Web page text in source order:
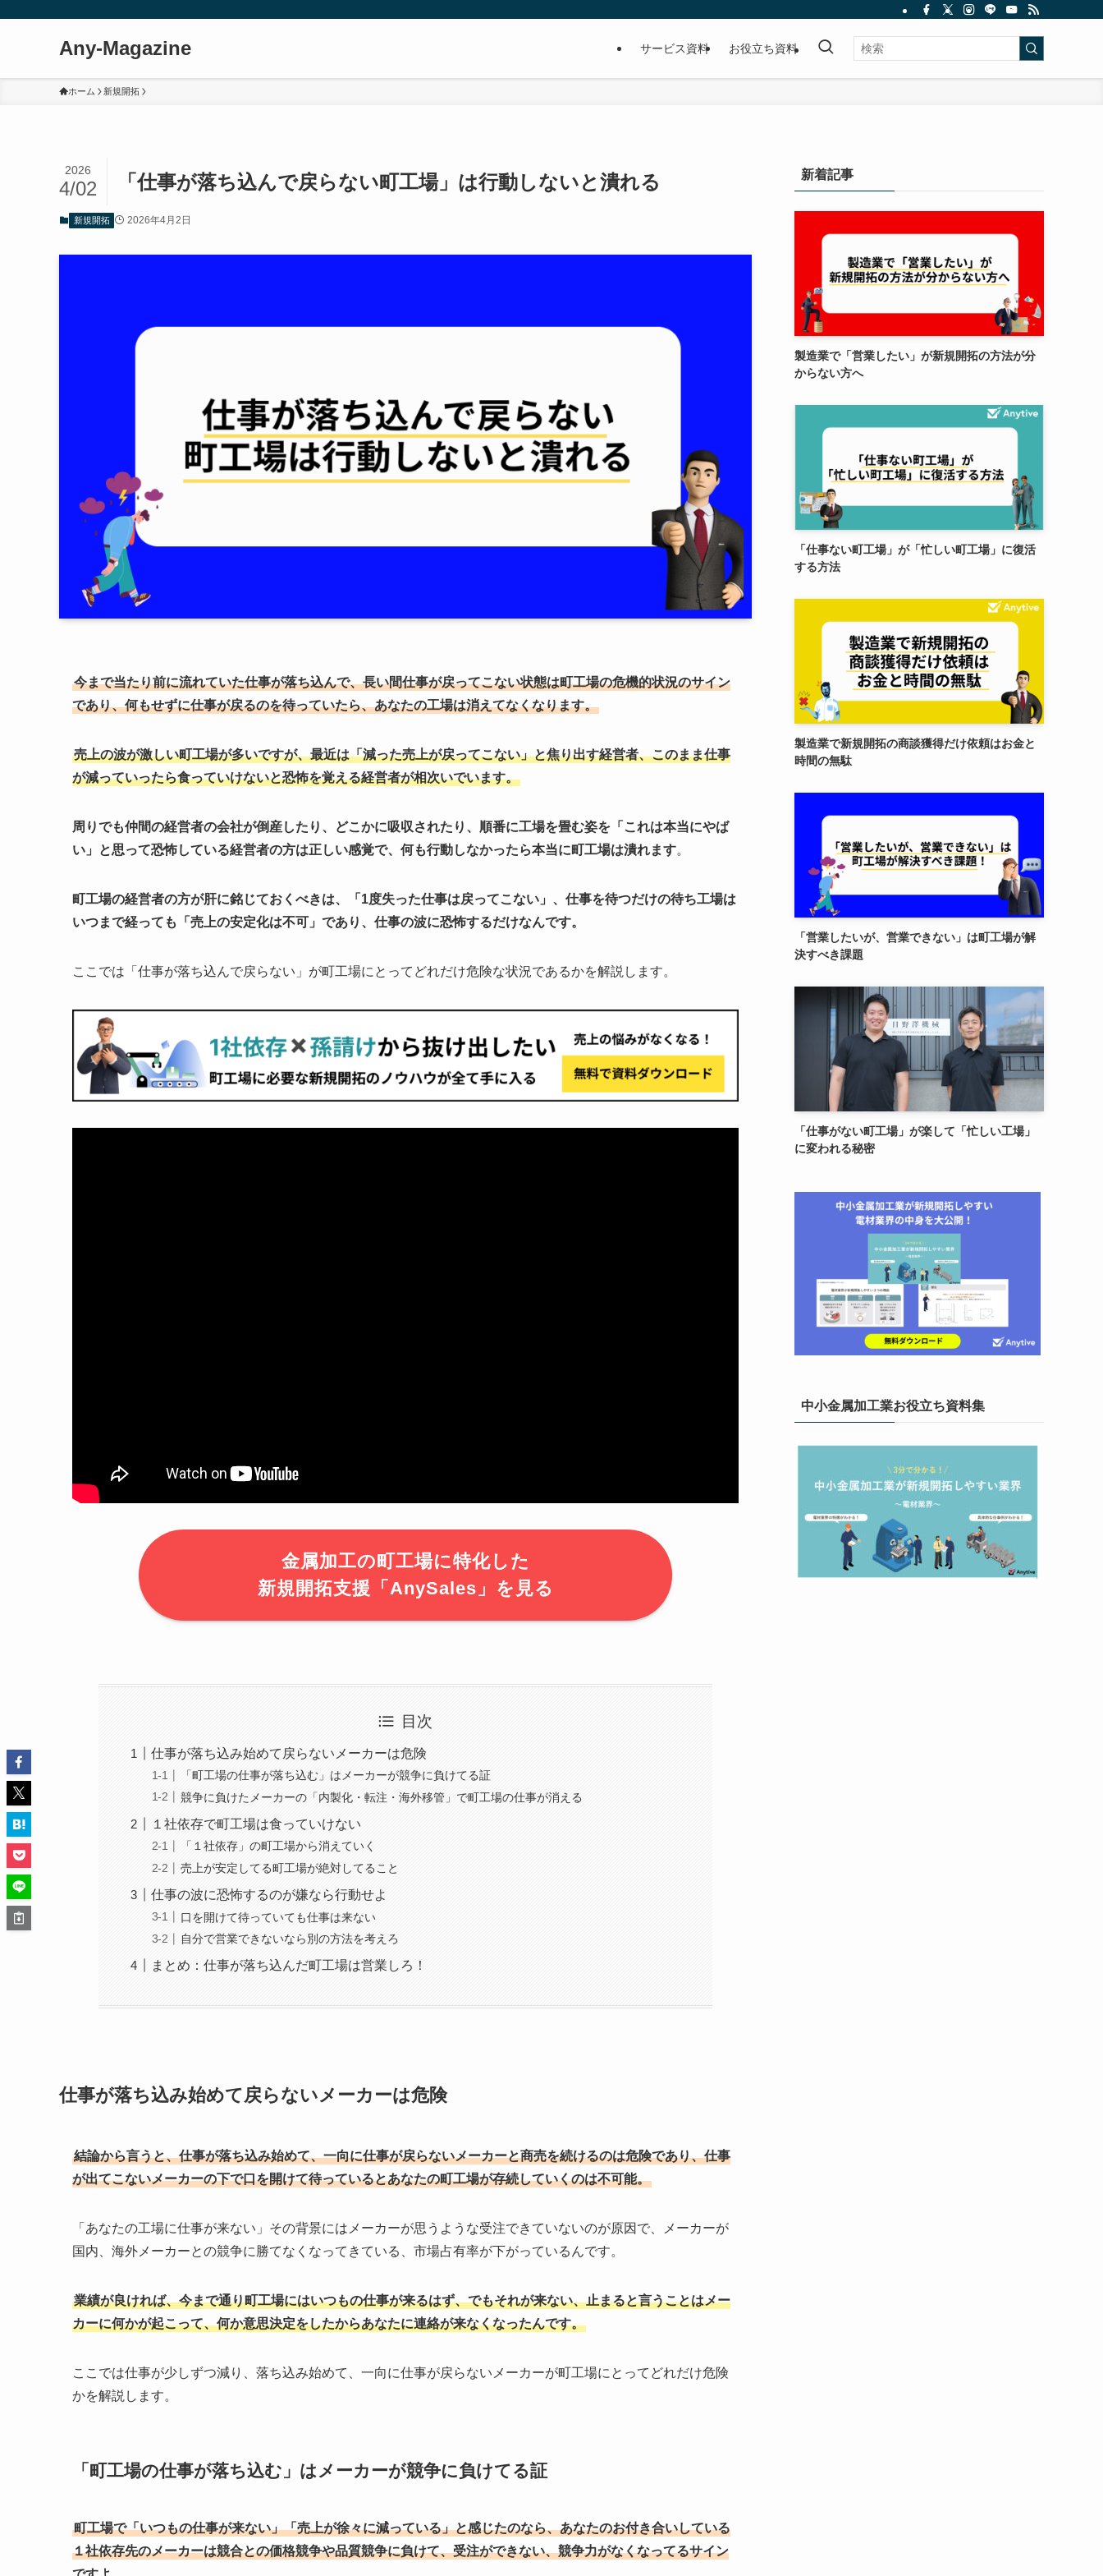
Any-Magazine サービス資料 お役立ち資料
ホーム 新規開拓
「仕事が落ち込んで戻らない町工場」は行動しないと潰れる
2026
4/02
新規開拓 2026年4月2日
今まで当たり前に流れていた仕事が落ち込んで、長い間仕事が戻ってこない状態は町工場の危機的状況のサイン
であり、何もせずに仕事が戻るのを待っていたら、あなたの工場は消えてなくなります。
売上の波が激しい町工場が多いですが、最近は「減った売上が戻ってこない」と焦り出す経営者、このまま仕事
が減っていったら食っていけないと恐怖を覚える経営者が相次いでいます。
周りでも仲間の経営者の会社が倒産したり、どこかに吸収されたり、順番に工場を畳む姿を「これは本当にやば
い」と思って恐怖している経営者の方は正しい感覚で、何も行動しなかったら本当に町工場は潰れます。
町工場の経営者の方が肝に銘じておくべきは、「1度失った仕事は戻ってこない」、仕事を待つだけの待ち工場は
いつまで経っても「売上の安定化は不可」であり、仕事の波に恐怖するだけなんです。
ここでは「仕事が落ち込んで戻らない」が町工場にとってどれだけ危険な状況であるかを解説します。
金属加工の町工場に特化した
新規開拓支援「AnySales」を見る
目次
仕事が落ち込み始めて戻らないメーカーは危険
「町工場の仕事が落ち込む」はメーカーが競争に負けてる証
競争に負けたメーカーの「内製化・転注・海外移管」で町工場の仕事が消える
１社依存で町工場は食っていけない
「１社依存」の町工場から消えていく
売上が安定してる町工場が絶対してること
仕事の波に恐怖するのが嫌なら行動せよ
口を開けて待っていても仕事は来ない
自分で営業できないなら別の方法を考えろ
まとめ：仕事が落ち込んだ町工場は営業しろ！
仕事が落ち込み始めて戻らないメーカーは危険
結論から言うと、仕事が落ち込み始めて、一向に仕事が戻らないメーカーと商売を続けるのは危険であり、仕事
が出てこないメーカーの下で口を開けて待っているとあなたの町工場が存続していくのは不可能。
「あなたの工場に仕事が来ない」その背景にはメーカーが思うような受注できていないのが原因で、メーカーが
国内、海外メーカーとの競争に勝てなくなってきている、市場占有率が下がっているんです。
業績が良ければ、今まで通り町工場にはいつもの仕事が来るはず、でもそれが来ない、止まると言うことはメー
カーに何かが起こって、何か意思決定をしたからあなたに連絡が来なくなったんです。
ここでは仕事が少しずつ減り、落ち込み始めて、一向に仕事が戻らないメーカーが町工場にとってどれだけ危険
かを解説します。
「町工場の仕事が落ち込む」はメーカーが競争に負けてる証
町工場で「いつもの仕事が来ない」「売上が徐々に減っている」と感じたのなら、あなたのお付き合いしている
１社依存先のメーカーは競合との価格競争や品質競争に負けて、受注ができない、競争力がなくなってるサイン
新着記事
製造業で「営業したい」が新規開拓の方法が分
からない方へ
「仕事ない町工場」が「忙しい町工場」に復活
する方法
製造業で新規開拓の商談獲得だけ依頼はお金と
時間の無駄
「営業したいが、営業できない」は町工場が解
決すべき課題
「仕事がない町工場」が楽して「忙しい工場」
に変われる秘密
中小金属加工業お役立ち資料集